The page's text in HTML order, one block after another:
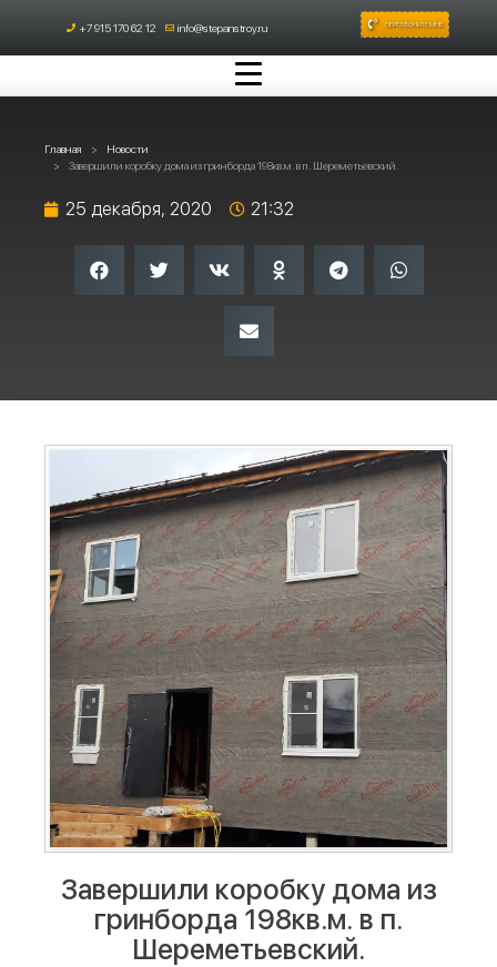
+7 915 170 62 12 info@stepanstroy.ru ПЕРЕЗВОНИТЕ МНЕ
Главная
Новости
Завершили коробку дома из гринборда 198кв.м. в п. Шереметьевский.
25 декабря, 2020 21:32
Завершили коробку дома из
гринборда 198кв.м. в п.
Шереметьевский.